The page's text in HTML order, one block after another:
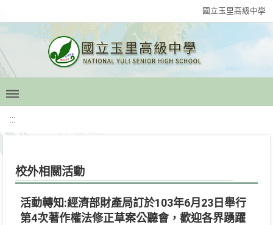
國立玉里高級中學
:::
校外相關活動
活動轉知:經濟部財產局訂於103年6月23日舉行
第4次著作權法修正草案公聽會，歡迎各界踴躍